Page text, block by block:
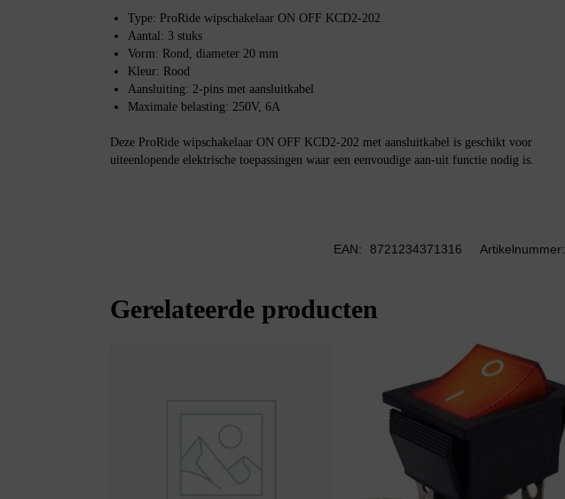
Type: ProRide wipschakelaar ON OFF KCD2-202
Aantal: 3 stuks
Vorm: Rond, diameter 20 mm
Kleur: Rood
Aansluiting: 2-pins met aansluitkabel
Maximale belasting: 250V, 6A
Deze ProRide wipschakelaar ON OFF KCD2-202 met aansluitkabel is geschikt voor
uiteenlopende elektrische toepassingen waar een eenvoudige aan-uit functie nodig is.
EAN: 8721234371316 Artikelnummer:
Gerelateerde producten